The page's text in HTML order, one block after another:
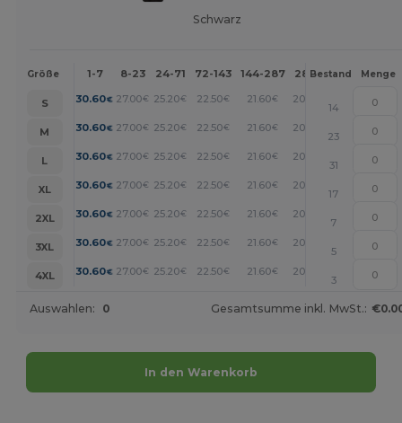
Schwarz
Größe 1-7 8-23 24-71 72-143 144-287 288 + Mehr
Bestand Menge
S 30.60€ 27.00€ 25.20€ 22.50€ 21.60€ 20.70
14
M
30.60€ 27.00€ 25.20€ 22.50€ 21.60€ 20.70
23
L
30.60€ 27.00€ 25.20€ 22.50€ 21.60€ 20.70
31
XL
30.60€ 27.00€ 25.20€ 22.50€ 21.60€ 20.70
17
2XL
30.60€ 27.00€ 25.20€ 22.50€ 21.60€ 20.70
7
3XL
30.60€ 27.00€ 25.20€ 22.50€ 21.60€ 20.70
5
4XL
30.60€ 27.00€ 25.20€ 22.50€ 21.60€ 20.70
3
Auswahlen: 0 Gesamtsumme inkl. MwSt.:
In den Warenkorb